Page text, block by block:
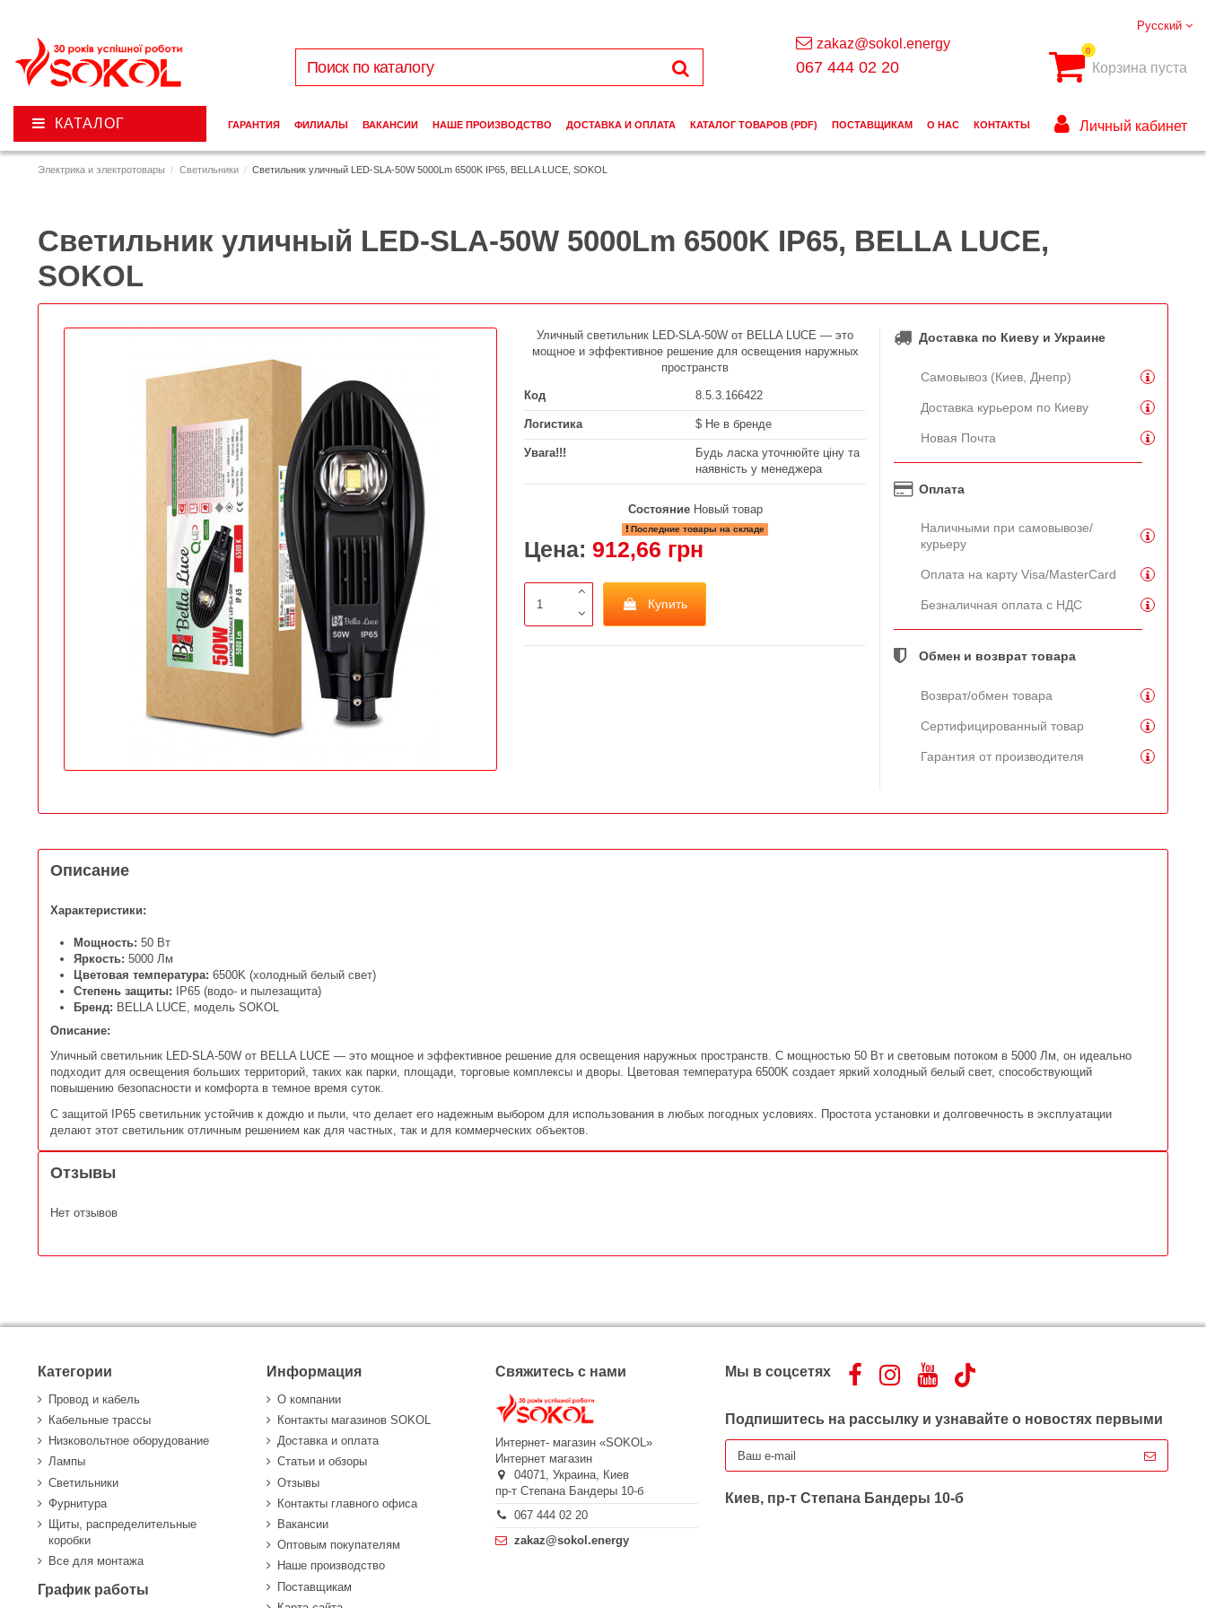
Электрика и электротовары Светильники Светильник уличный LED-SLA-50W 5000Lm 6500K IP65, BELLA LUCE, SOKOL
Светильник уличный LED-SLA-50W 5000Lm 6500K IP65, BELLA LUCE,
SOKOL
Уличный светильник LED-SLA-50W от BELLA LUCE — это
мощное и эффективное решение для освещения наружных
пространств
Код 8.5.3.166422
Логистика $ Не в бренде
Увага!!!
Будь ласка уточнюйте ціну та
наявність у менеджера
Состояние Новый товар
Последние товары на складе
Цена: 912,66 грн
Купить
Доставка по Киеву и Украине
Самовывоз (Киев, Днепр)
Доставка курьером по Киеву
Новая Почта
Оплата
Наличными при самовывозе/
курьеру
Оплата на карту Visa/MasterCard
Безналичная оплата с НДС
Обмен и возврат товара
Возврат/обмен товара
Сертифицированный товар
Гарантия от производителя
Описание
Характеристики:
Мощность: 50 Вт
Яркость: 5000 Лм
Цветовая температура: 6500K (холодный белый свет)
Степень защиты: IP65 (водо- и пылезащита)
Бренд: BELLA LUCE, модель SOKOL
Описание:
Уличный светильник LED-SLA-50W от BELLA LUCE — это мощное и эффективное решение для освещения наружных пространств. С мощностью 50 Вт и световым потоком в 5000 Лм, он идеально
подходит для освещения больших территорий, таких как парки, площади, торговые комплексы и дворы. Цветовая температура 6500K создает яркий холодный белый свет, способствующий
повышению безопасности и комфорта в темное время суток.
С защитой IP65 светильник устойчив к дождю и пыли, что делает его надежным выбором для использования в любых погодных условиях. Простота установки и долговечность в эксплуатации
делают этот светильник отличным решением как для частных, так и для коммерческих объектов.
Отзывы
Нет отзывов
Русский
zakaz@sokol.energy
067 444 02 20
0
Корзина пуста
КАТАЛОГ ГАРАНТИЯ ФИЛИАЛЫ ВАКАНСИИ НАШЕ ПРОИЗВОДСТВО ДОСТАВКА И ОПЛАТА КАТАЛОГ ТОВАРОВ (PDF) ПОСТАВЩИКАМ О НАС КОНТАКТЫ Личный кабинет
Категории
Провод и кабель
Кабельные трассы
Низковольтное оборудование
Лампы
Светильники
Фурнитура
Щиты, распределительные
коробки
Все для монтажа
График работы
Информация
О компании
Контакты магазинов SOKOL
Доставка и оплата
Статьи и обзоры
Отзывы
Контакты главного офиса
Вакансии
Оптовым покупателям
Наше производство
Поставщикам
Свяжитесь с нами
Интернет- магазин «SOKOL»
Интернет магазин
04071,Украина, Киев
пр-т Степана Бандеры 10-б
067 444 02 20
zakaz@sokol.energy
Мы в соцсетях
Подпишитесь на рассылку и узнавайте о новостях первыми
Киев, пр-т Степана Бандеры 10-б